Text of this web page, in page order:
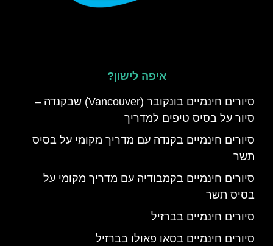
איפה לישון?
סיורים חינמיים בונקובר (Vancouver) שבקנדה –
סיור על בסיס טיפים למדריך
סיורים חינמיים בקנדה עם מדריך מקומי על בסיס
תשר
סיורים חינמיים בקמבודיה עם מדריך מקומי על
בסיס תשר
סיורים חינמיים בברזיל
סיורים חינמיים בסאו פאולו בברזיל